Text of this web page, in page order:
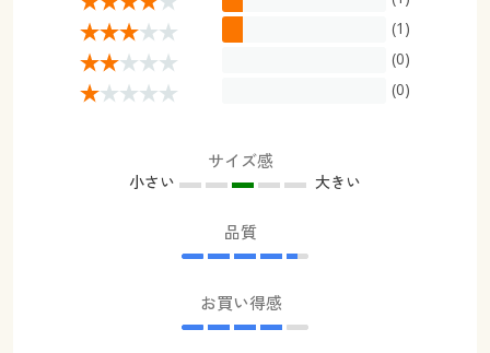
(1)
(0)
(0)
サイズ感
小さい 大きい
品質
お買い得感